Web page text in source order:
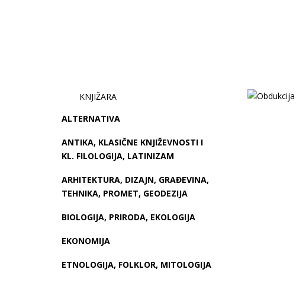
KNJIŽARA
ALTERNATIVA
ANTIKA, KLASIČNE KNJIŽEVNOSTI I
KL. FILOLOGIJA, LATINIZAM
ARHITEKTURA, DIZAJN, GRAĐEVINA,
TEHNIKA, PROMET, GEODEZIJA
BIOLOGIJA, PRIRODA, EKOLOGIJA
EKONOMIJA
ETNOLOGIJA, FOLKLOR, MITOLOGIJA